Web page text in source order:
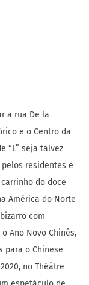
a rua De la
e o Centro da
“L” seja talvez
residentes e
do doce
América do Norte
com
Ano Novo Chinês,
para o Chinese
no Théâtre